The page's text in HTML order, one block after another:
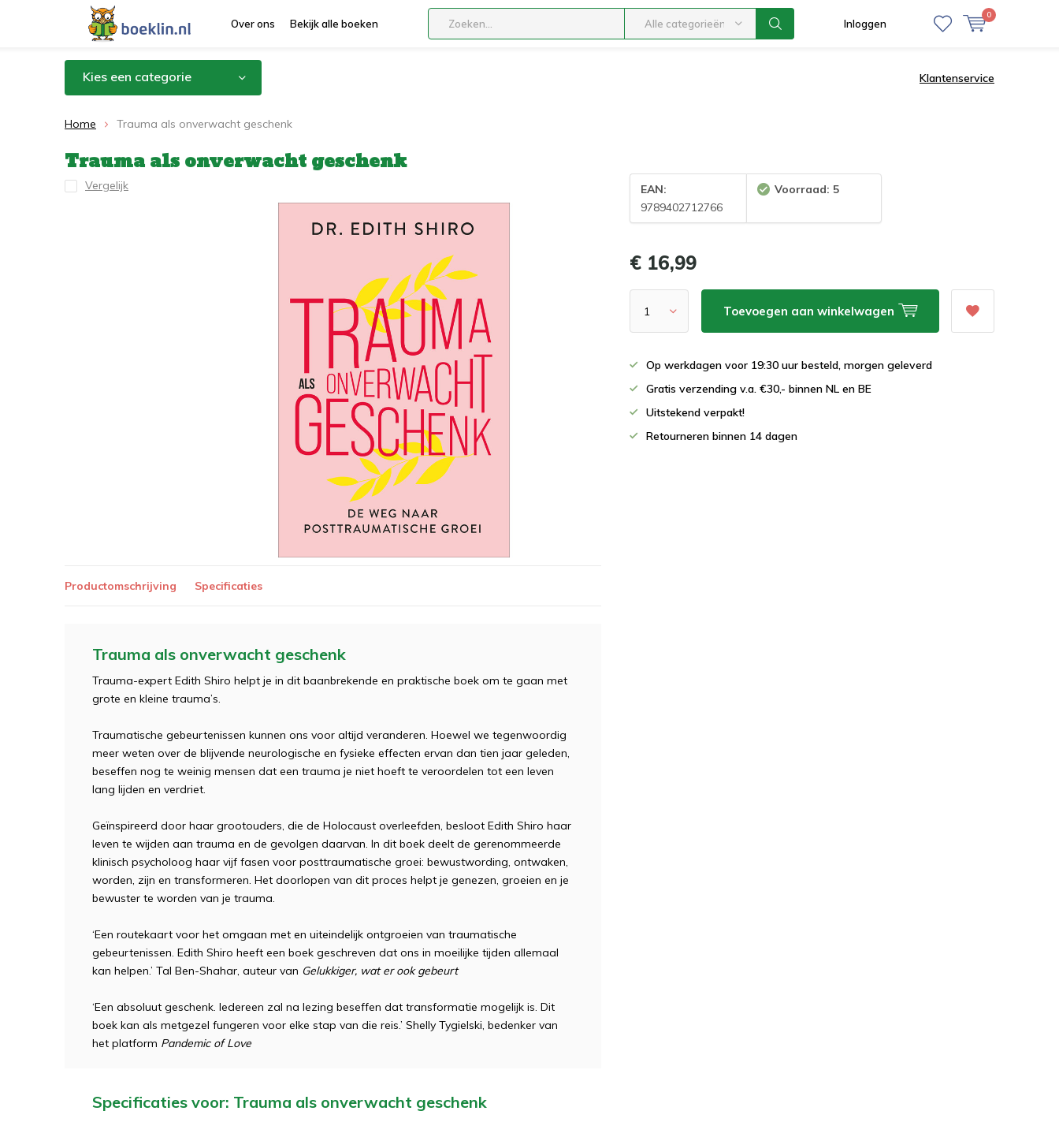
Over ons Bekijk alle boeken Alle categorieën Inloggen
0
Kies een categorie Klantenservice
Home Trauma als onverwacht geschenk
Trauma als onverwacht geschenk
Vergelijk
EAN:
9789402712766
Voorraad: 5
€ 16,99
Toevoegen aan winkelwagen
Op werkdagen voor 19:30 uur besteld, morgen geleverd
Gratis verzending v.a. €30,- binnen NL en BE
Uitstekend verpakt!
Retourneren binnen 14 dagen
Productomschrijving Specificaties
Trauma als onverwacht geschenk
Trauma-expert Edith Shiro helpt je in dit baanbrekende en praktische boek om te gaan met
grote en kleine trauma’s.
Traumatische gebeurtenissen kunnen ons voor altijd veranderen. Hoewel we tegenwoordig
meer weten over de blijvende neurologische en fysieke effecten ervan dan tien jaar geleden,
beseffen nog te weinig mensen dat een trauma je niet hoeft te veroordelen tot een leven
lang lijden en verdriet.
Geïnspireerd door haar grootouders, die de Holocaust overleefden, besloot Edith Shiro haar
leven te wijden aan trauma en de gevolgen daarvan. In dit boek deelt de gerenommeerde
klinisch psycholoog haar vijf fasen voor posttraumatische groei: bewustwording, ontwaken,
worden, zijn en transformeren. Het doorlopen van dit proces helpt je genezen, groeien en je
bewuster te worden van je trauma.
‘Een routekaart voor het omgaan met en uiteindelijk ontgroeien van traumatische
gebeurtenissen. Edith Shiro heeft een boek geschreven dat ons in moeilijke tijden allemaal
kan helpen.’ Tal Ben-Shahar, auteur van Gelukkiger, wat er ook gebeurt
‘Een absoluut geschenk. Iedereen zal na lezing beseffen dat transformatie mogelijk is. Dit
boek kan als metgezel fungeren voor elke stap van die reis.’ Shelly Tygielski, bedenker van
het platform Pandemic of Love
Specificaties voor: Trauma als onverwacht geschenk